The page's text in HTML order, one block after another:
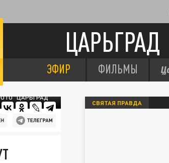
ЦАРЬГРАД
ЭФИР ФИЛЬМЫ
"ЦАРЬГРАД"
СВЯТАЯ ПРАВДА